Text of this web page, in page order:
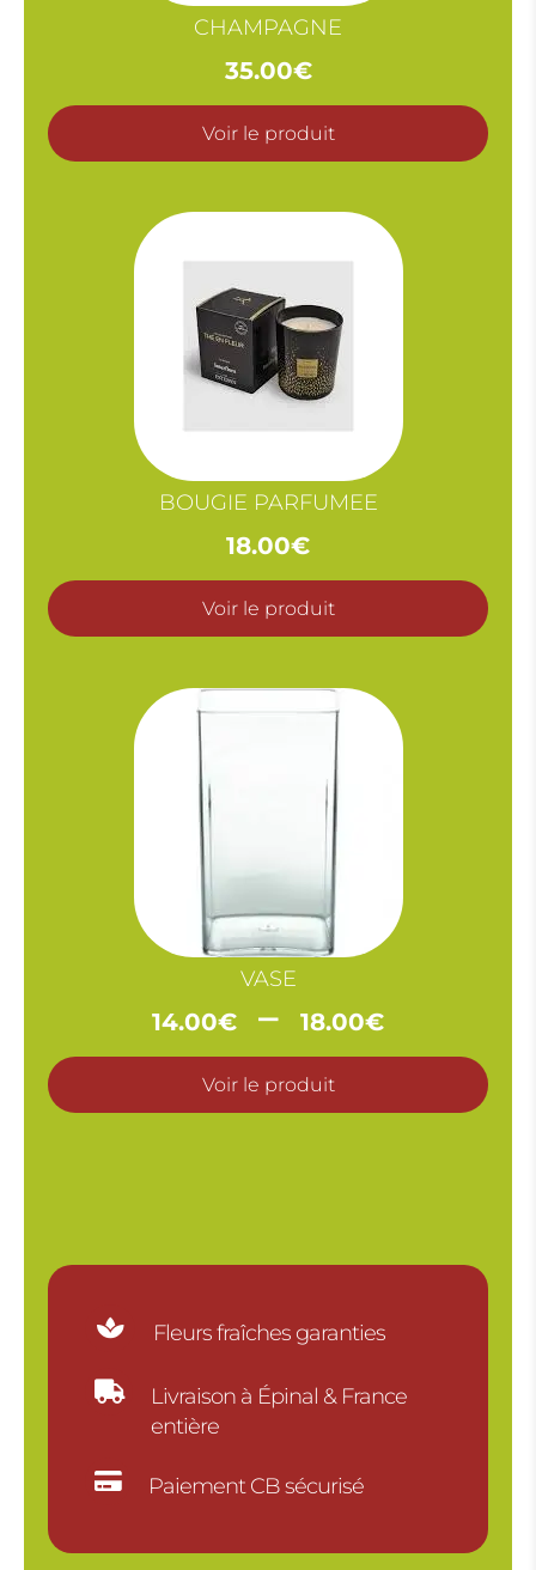
CHAMPAGNE
35.00€
Voir le produit
BOUGIE PARFUMEE
18.00€
Voir le produit
VASE
14.00€ – 18.00€Plage
de
prix :
14.00€
Voir le produit
 Fleurs fraîches garanties

Livraison à Épinal & France
entière
 Paiement CB sécurisé